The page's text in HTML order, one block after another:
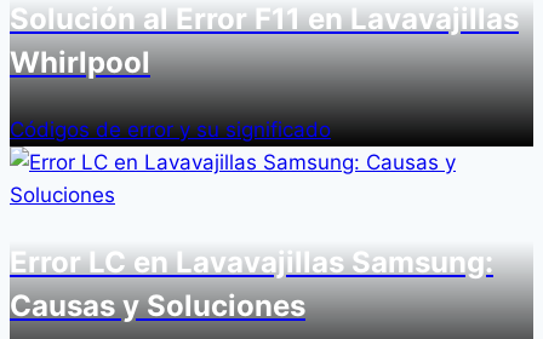
Solución al Error F11 en Lavavajillas
Whirlpool
Códigos de error y su significado
Error LC en Lavavajillas Samsung:
Causas y Soluciones